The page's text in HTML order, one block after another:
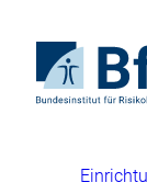
Seiteninhalt
springenStartseite
von